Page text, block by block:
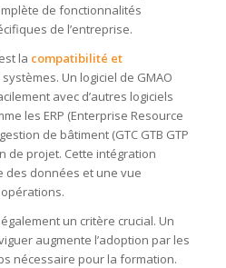
de fonctionnalités
de l’entreprise.
la compatibilité et
Un logiciel de GMAO
avec d’autres logiciels
les ERP (Enterprise Resource
de bâtiment (GTC GTB GTP
de projet. Cette intégration
des données et une vue
un critère crucial. Un
augmente l’adoption par les
nécessaire pour la formation.